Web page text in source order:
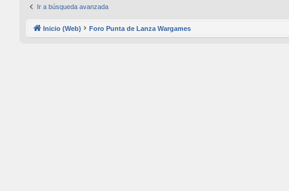
Ir a búsqueda avanzada
Inicio (Web) Foro Punta de Lanza Wargames